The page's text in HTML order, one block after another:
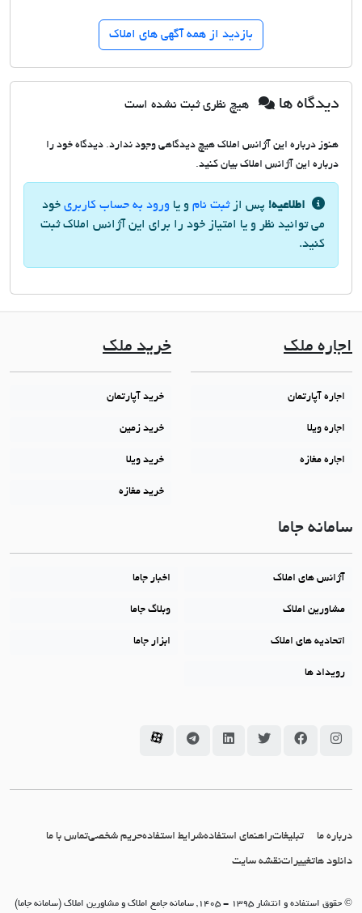
بازدید از همه آگهی های املاک
دیدگاه ها هیچ نظری ثبت نشده است
هنوز درباره این آژانس املاک هیچ دیدگاهی وجود ندارد. دیدگاه خود را
درباره این آژانس املاک بیان کنید.
اطلاعیه! پس ازثبت نام و یا ورود به حساب کاربری خود
می توانید نظر و یا امتیاز خود را برای این آژانس املاک ثبت
کنید.
اجاره ملک
اجاره آپارتمان
اجاره ویلا
اجاره مغازه
خرید ملک
خرید آپارتمان
خرید زمین
خرید ویلا
خرید مغازه
سامانه جاما
آژانس های املاک اخبار جاما
مشاورین املاک وبلاگ جاما
اتحادیه های املاک ابزار جاما
رویداد ها
سامانه جاما در اینستاگرام
سامانه جاما در فیسبوک
سامانه جاما در توئیتر
سامانه جاما در لینکداین
سامانه جاما در تلگرام
سامانه جاما در آپارات
درباره ما تبلیغاتراهنمای استفادهشرایط استفادهحریم شخصیتماس با ما
دانلود هاتغییراتنقشه سایت
© حقوق استفاده و انتشار 1395 - 1405, سامانه جامع املاک و مشاورین املاک (سامانه جاما)